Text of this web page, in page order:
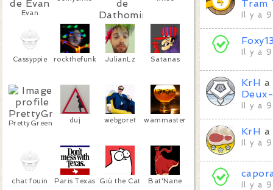
Evan
Dathomir
Cassyppie rockthefunk JulianLz Satanas
PrettyGreen duj webgoret wammaster
chat fouin Paris Texas Giù the Cat Bat'Nane
Tram
Il y a
Il y a
KrH a
Il y a
KrH a
Il y a
Il y a